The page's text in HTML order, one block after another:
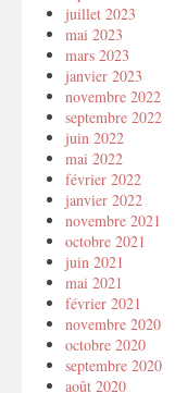
juillet 2023
mai 2023
mars 2023
janvier 2023
novembre 2022
septembre 2022
juin 2022
mai 2022
février 2022
janvier 2022
novembre 2021
octobre 2021
juin 2021
mai 2021
février 2021
novembre 2020
octobre 2020
septembre 2020
août 2020